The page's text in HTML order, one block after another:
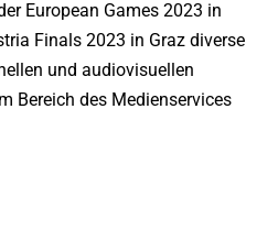
European Games 2023 in
Finals 2023 in Graz diverse
und audiovisuellen
Bereich des Medienservices